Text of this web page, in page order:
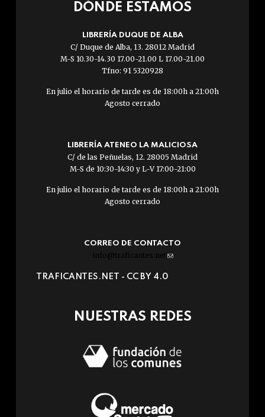
DÓNDE ESTAMOS
LIBRERÍA DUQUE DE ALBA
C/ Duque de Alba, 13. 28012 Madrid
M-S 10.30-14.30 17.00-21.00 L 17.00-21.00
Tfno: 91 5320928
En julio el horario de tarde es de 18:00h a 21:00h
Agosto cerrado
LIBRERÍA ATENEO LA MALICIOSA
C/ de las Peñuelas, 12. 28005 Madrid
M-S de 10:30-14:30 y L-V 17:00-21:00
En julio el horario de tarde es de 18:00h a 21:00h
Agosto cerrado
CORREO DE CONTACTO
info@traficantes.net (link
e-
TRAFICANTES.NET - CC BY 4.0
NUESTRAS REDES